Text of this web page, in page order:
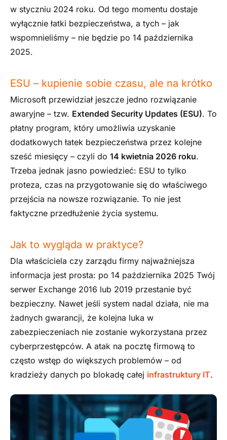
w styczniu 2024 roku. Od tego momentu dostaje
wyłącznie łatki bezpieczeństwa, a tych – jak
wspomnieliśmy – nie będzie po 14 października
2025.
ESU – kupienie sobie czasu, ale na krótko
Microsoft przewidział jeszcze jedno rozwiązanie
awaryjne – tzw. Extended Security Updates (ESU). To
płatny program, który umożliwia uzyskanie
dodatkowych łatek bezpieczeństwa przez kolejne
sześć miesięcy – czyli do 14 kwietnia 2026 roku.
Trzeba jednak jasno powiedzieć: ESU to tylko
proteza, czas na przygotowanie się do właściwego
przejścia na nowsze rozwiązanie. To nie jest
faktyczne przedłużenie życia systemu.
Jak to wygląda w praktyce?
Dla właściciela czy zarządu firmy najważniejsza
informacja jest prosta: po 14 października 2025 Twój
serwer Exchange 2016 lub 2019 przestanie być
bezpieczny. Nawet jeśli system nadal działa, nie ma
żadnych gwarancji, że kolejna luka w
zabezpieczeniach nie zostanie wykorzystana przez
cyberprzestępców. A atak na pocztę firmową to
często wstęp do większych problemów – od
kradzieży danych po blokadę całej infrastruktury IT.